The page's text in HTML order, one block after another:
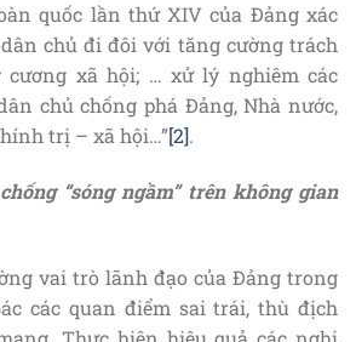
quốc lần thứ XIV của Đảng xác
chủ đi đôi với tăng cường trách
xã hội; … xử lý nghiêm các
chủ chống phá Đảng, Nhà nước,
trị – xã hội…”[2].
“sóng ngầm” trên không gian
vai trò lãnh đạo của Đảng trong
các quan điểm sai trái, thù địch